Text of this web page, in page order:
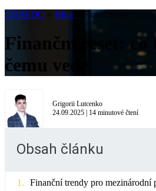
COREDO
Blog Finanční reset: co
Finanční reset: co
čemu vede
Grigorii Lutcenko
24.09.2025 | 14 minutové čtení
Obsah článku
Finanční trendy pro mezinárodní